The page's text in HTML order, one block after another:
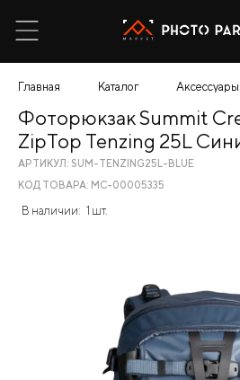
Главная Каталог Аксессуары
Фоторюкзак Summit
ZipTop Tenzing 25L
АРТИКУЛ: SUM-TENZING25L-BLUE
КОД ТОВАРА: МС-00005335
В наличии: 1 шт.